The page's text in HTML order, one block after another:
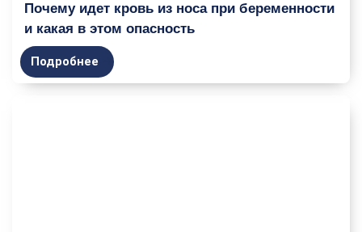
Почему идет кровь из носа при беременности
и какая в этом опасность
Подробнее